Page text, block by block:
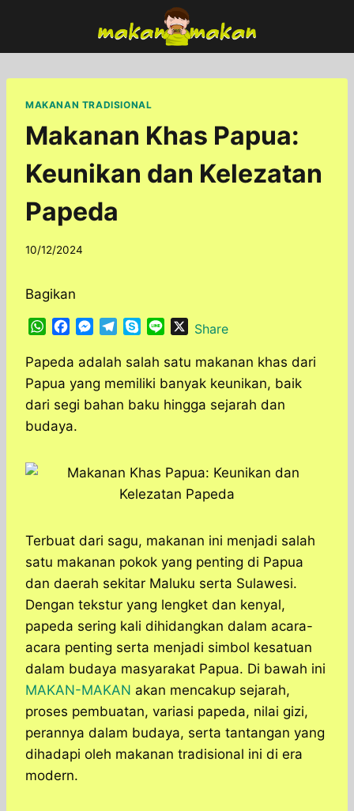
content
MAKANAN TRADISIONAL
Makanan Khas Papua:
Keunikan dan Kelezatan
Papeda
By
10/12/2024
Bagikan
W
a
t
s
A
p
c
e
b
o
o
M
s
s
e
n
r
l
e
r
y
p
e
n
e
XShare
Papeda adalah salah satu makanan khas dari
Papua yang memiliki banyak keunikan, baik
dari segi bahan baku hingga sejarah dan
budaya.
Terbuat dari sagu, makanan ini menjadi salah
satu makanan pokok yang penting di Papua
dan daerah sekitar Maluku serta Sulawesi.
Dengan tekstur yang lengket dan kenyal,
papeda sering kali dihidangkan dalam acara-
acara penting serta menjadi simbol kesatuan
dalam budaya masyarakat Papua. Di bawah ini
MAKAN-MAKAN akan mencakup sejarah,
proses pembuatan, variasi papeda, nilai gizi,
perannya dalam budaya, serta tantangan yang
dihadapi oleh makanan tradisional ini di era
modern.